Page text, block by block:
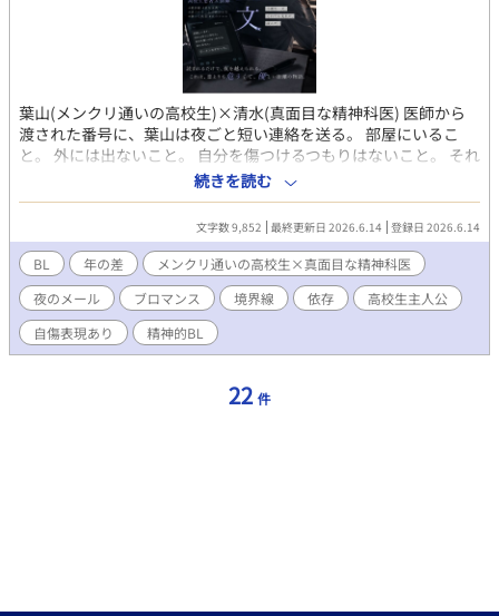
葉山(メンクリ通いの高校生)×清水(真面目な精神科医) 医師から
渡された番号に、葉山は夜ごと短い連絡を送る。 部屋にいるこ
と。 外には出ないこと。 自分を傷つけるつもりはないこと。 それ
は、危うい夜を越えるための最低限の報告だった。 けれどある
夜、葉山は決められた項目の最後に、ひとつだけ余計な言葉を付
け足す。 「ラーメンまずかった。」 状態報告ではない。 必要な情
報でもない。 本来なら、医師が読む必要のない一文。 それでも清
水は、その言葉を読む。 読んだうえで、「不要です」と返す。 読
まれることに縋る高校生と、医者の顔を置いていけない男。 境界
線を越えないはずの二人が、たった一文のメールで少しずつ近づ
いていく。 静かな依存、医師と患者、読まれるだけで救われる夜
の話。
続きを読む
文字数 9,852 最終更新日 2026.6.14 登録日 2026.6.14
BL 年の差
メンクリ通いの高校生×真面目な精神科医
夜のメール
ブロマンス 境界線 依存
高校生主人公
自傷表現あり
精神的BL
22 件